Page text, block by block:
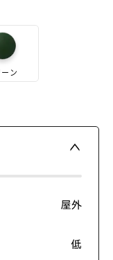
ン